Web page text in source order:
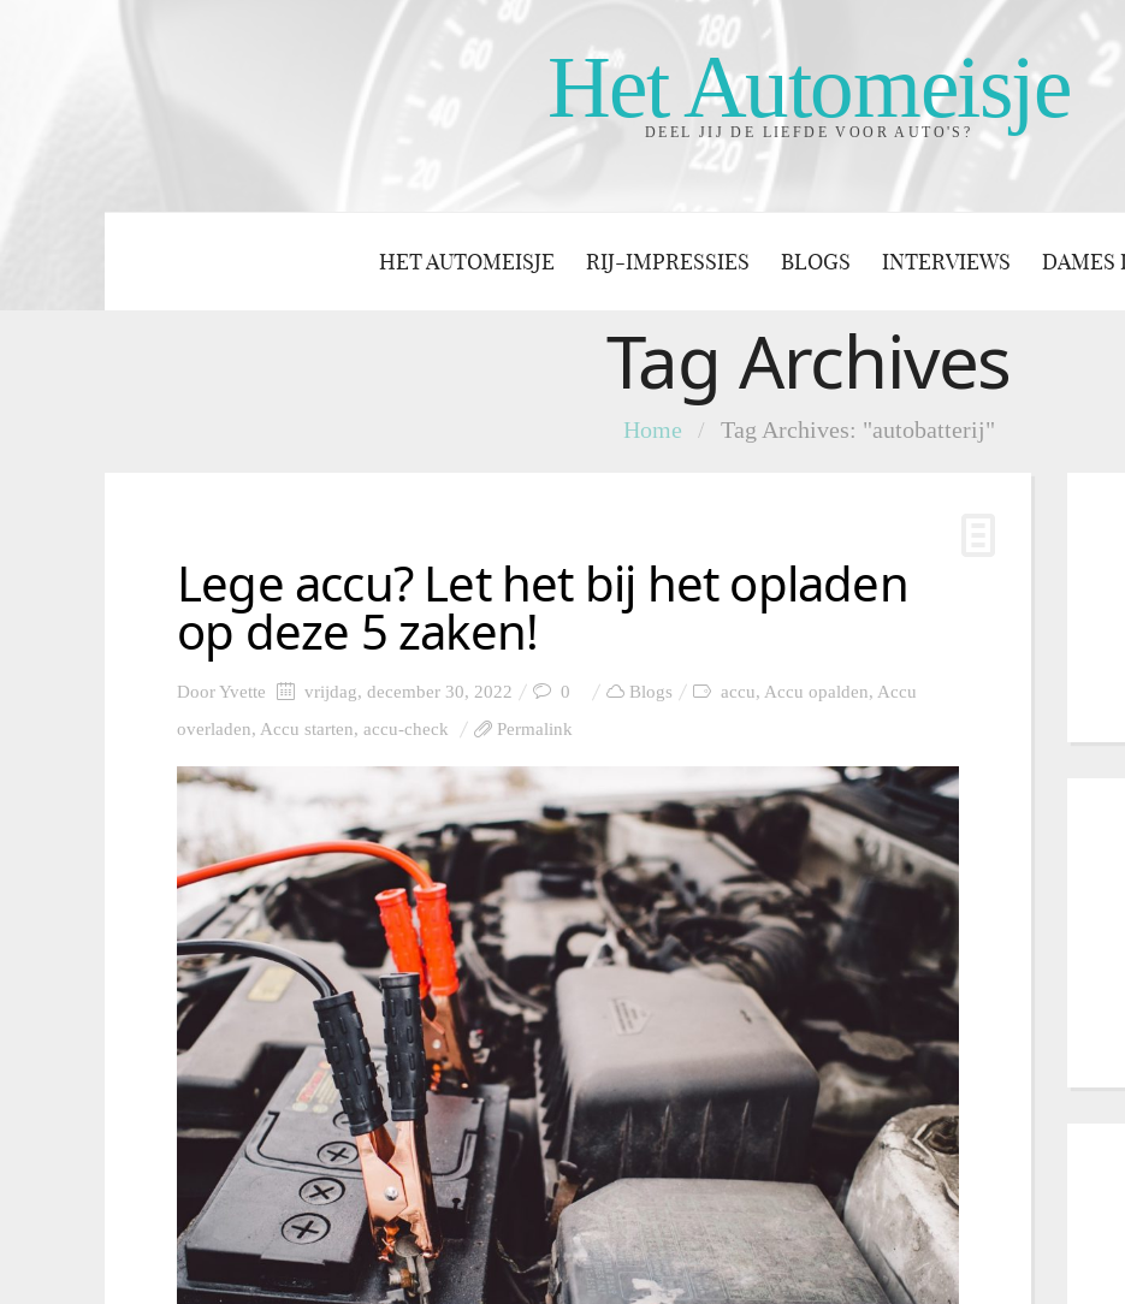
Het Automeisje
DEEL JIJ DE LIEFDE VOOR AUTO'S?
HET AUTOMEISJE RIJ-IMPRESSIES BLOGS INTERVIEWS DAMES
Tag Archives
Home / Tag Archives: "autobatterij"
Lege accu? Let het bij het opladen
op deze 5 zaken!
DoorYvette vrijdag, december 30, 2022 0 Blogs accu, Accu opalden, Accu
overladen, Accu starten, accu-check Permalink